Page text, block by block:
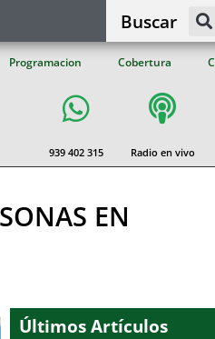
Buscar
Programacion Cobertura
939 402 315 Radio en vivo
EN
Últimos Artículos